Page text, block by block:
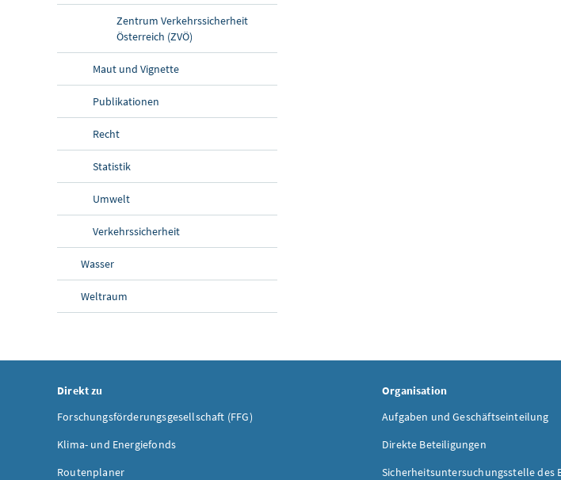
Zentrum Verkehrssicherheit
Österreich (ZVÖ)
Maut und Vignette
Publikationen
Recht
Statistik
Umwelt
Verkehrssicherheit
Wasser
Weltraum
Direkt zu
Forschungsförderungsgesellschaft (FFG)
Klima- und Energiefonds
Routenplaner
Organisation
Aufgaben und Geschäftseinteilung
Direkte Beteiligungen
Sicherheitsuntersuchungsstelle des